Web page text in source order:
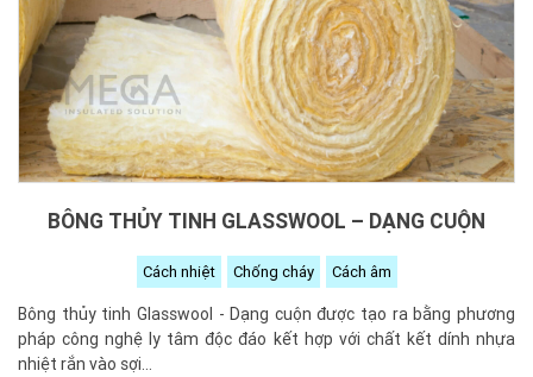
BÔNG THỦY TINH GLASSWOOL – DẠNG CUỘN
Cách nhiệt Chống cháy Cách âm
Bông thủy tinh Glasswool - Dạng cuộn được tạo ra bằng phương
pháp công nghệ ly tâm độc đáo kết hợp với chất kết dính nhựa
nhiệt rắn vào sợi...